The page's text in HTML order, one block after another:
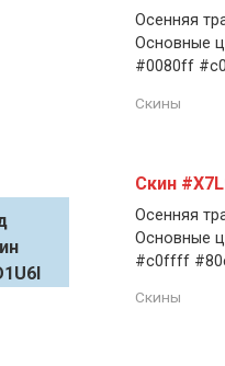
Осенняя
Основные
#0080ff
Скины
Скин
Осенняя
Основные
#c0ffff
Скины